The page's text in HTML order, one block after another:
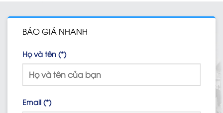
BÁO GIÁ NHANH
Họ và tên (*)
Email (*)